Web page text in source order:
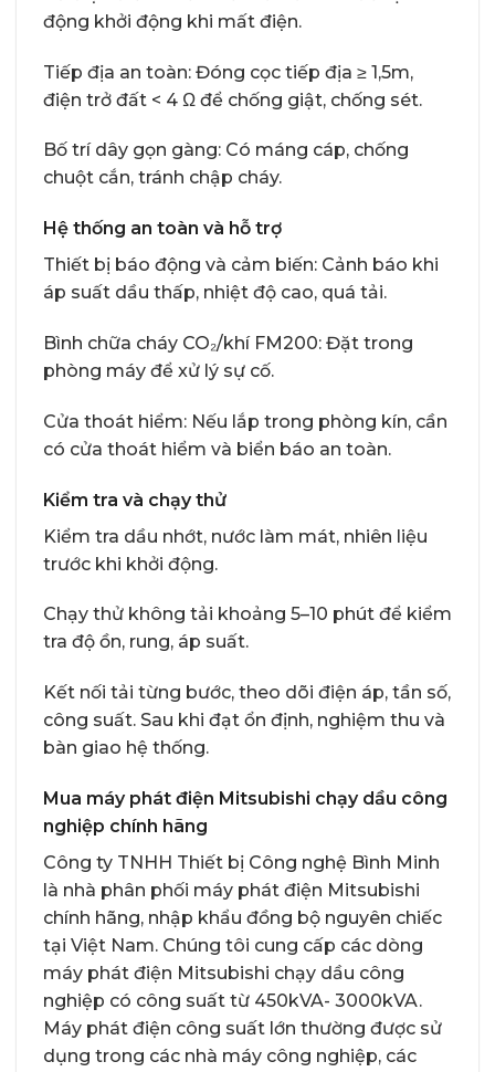
động khởi động khi mất điện.
Tiếp địa an toàn: Đóng cọc tiếp địa ≥ 1,5m,
điện trở đất < 4 Ω để chống giật, chống sét.
Bố trí dây gọn gàng: Có máng cáp, chống
chuột cắn, tránh chập cháy.
Hệ thống an toàn và hỗ trợ
Thiết bị báo động và cảm biến: Cảnh báo khi
áp suất dầu thấp, nhiệt độ cao, quá tải.
Bình chữa cháy CO₂/khí FM200: Đặt trong
phòng máy để xử lý sự cố.
Cửa thoát hiểm: Nếu lắp trong phòng kín, cần
có cửa thoát hiểm và biển báo an toàn.
Kiểm tra và chạy thử
Kiểm tra dầu nhớt, nước làm mát, nhiên liệu
trước khi khởi động.
Chạy thử không tải khoảng 5–10 phút để kiểm
tra độ ồn, rung, áp suất.
Kết nối tải từng bước, theo dõi điện áp, tần số,
công suất. Sau khi đạt ổn định, nghiệm thu và
bàn giao hệ thống.
Mua máy phát điện Mitsubishi chạy dầu công
nghiệp chính hãng
Công ty TNHH Thiết bị Công nghệ Bình Minh
là nhà phân phối máy phát điện Mitsubishi
chính hãng, nhập khẩu đồng bộ nguyên chiếc
tại Việt Nam. Chúng tôi cung cấp các dòng
máy phát điện Mitsubishi chạy dầu công
nghiệp có công suất từ 450kVA- 3000kVA.
Máy phát điện công suất lớn thường được sử
dụng trong các nhà máy công nghiệp, các